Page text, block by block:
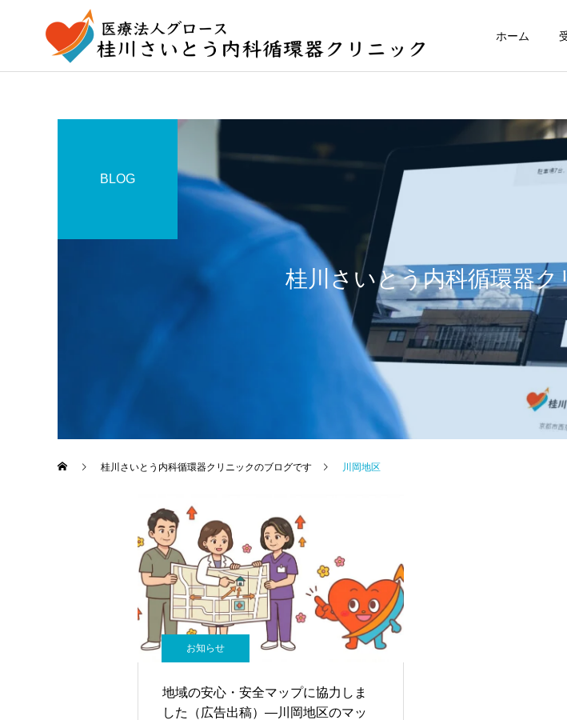
ホーム
桂川さいとう内科循環器
BLOG
桂川さいとう内科循環器クリニックのブログです 川岡地区
お知らせ
地域の安心・安全マップに協力しま
した（広告出稿）―川岡地区のマッ